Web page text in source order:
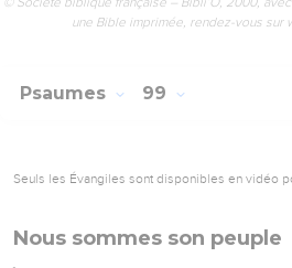
une Bible imprimée, rendez-vous sur
Psaumes 99
Seuls les Évangiles sont disponibles en vidéo
Nous sommes son peuple